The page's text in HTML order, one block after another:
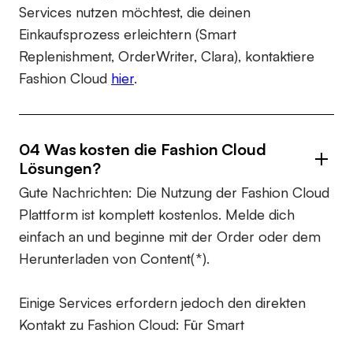
Services nutzen möchtest, die deinen
Einkaufsprozess erleichtern (Smart
Replenishment, OrderWriter, Clara), kontaktiere
Fashion Cloud hier.
04 Was kosten die Fashion Cloud
Lösungen?
Gute Nachrichten: Die Nutzung der Fashion Cloud
Plattform ist komplett kostenlos. Melde dich
einfach an und beginne mit der Order oder dem
Herunterladen von Content(*).
Einige Services erfordern jedoch den direkten
Kontakt zu Fashion Cloud: Für Smart